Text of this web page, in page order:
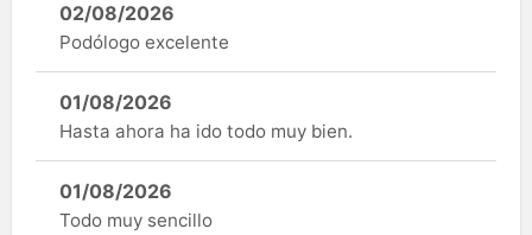
02/08/2026
Podólogo excelente
01/08/2026
Hasta ahora ha ido todo muy bien.
01/08/2026
Todo muy sencillo